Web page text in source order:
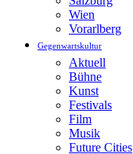
Wien
Vorarlberg
Gegenwartskultur
Aktuell
Bühne
Kunst
Festivals
Film
Musik
Future Cities